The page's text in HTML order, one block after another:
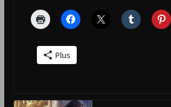
Plus